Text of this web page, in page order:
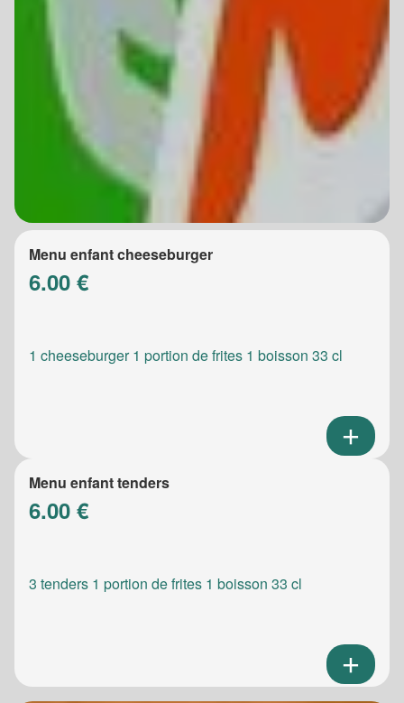
Menu enfant cheeseburger
6.00 €
1 cheeseburger 1 portion de frites 1 boisson 33 cl
Menu enfant tenders
6.00 €
3 tenders 1 portion de frites 1 boisson 33 cl